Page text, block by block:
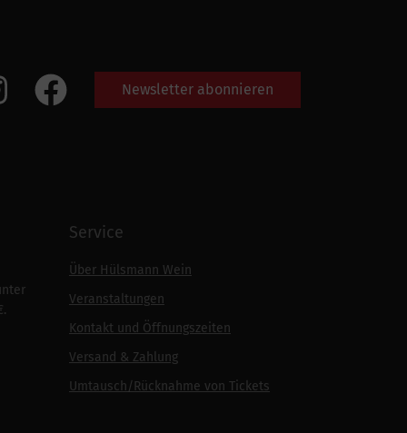
Newsletter abonnieren
Service
Über Hülsmann Wein
Veranstaltungen
Kontakt und Öffnungszeiten
Versand & Zahlung
Umtausch/Rücknahme von Tickets